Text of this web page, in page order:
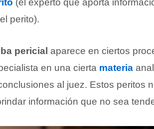
(el experto que aporta
perito).
pericial aparece en ciertos
en una cierta materia
al juez. Estos peritos
información que no sea